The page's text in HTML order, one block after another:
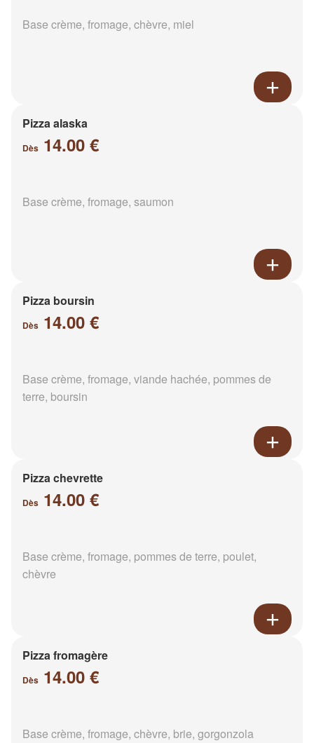
Base crème, fromage, chèvre, miel
Pizza alaska
Dès 14.00 €
Base crème, fromage, saumon
Pizza boursin
Dès 14.00 €
Base crème, fromage, viande hachée, pommes de
terre, boursin
Pizza chevrette
Dès 14.00 €
Base crème, fromage, pommes de terre, poulet,
chèvre
Pizza fromagère
Dès 14.00 €
Base crème, fromage, chèvre, brie, gorgonzola